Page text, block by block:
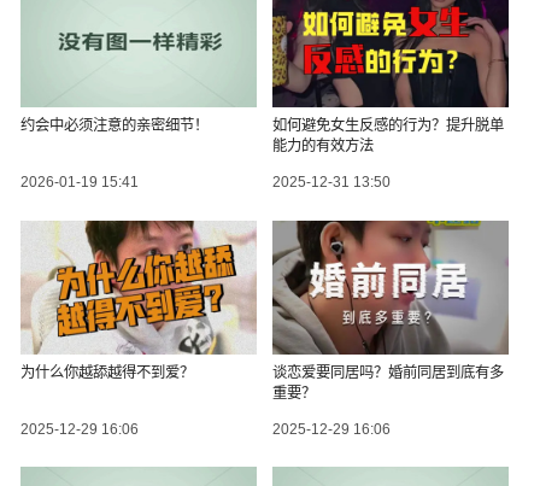
约会中必须注意的亲密细节！
2026-01-19 15:41
如何避免女生反感的行为？提升脱单
能力的有效方法
2025-12-31 13:50
为什么你越舔越得不到爱？
2025-12-29 16:06
谈恋爱要同居吗？婚前同居到底有多
重要？
2025-12-29 16:06